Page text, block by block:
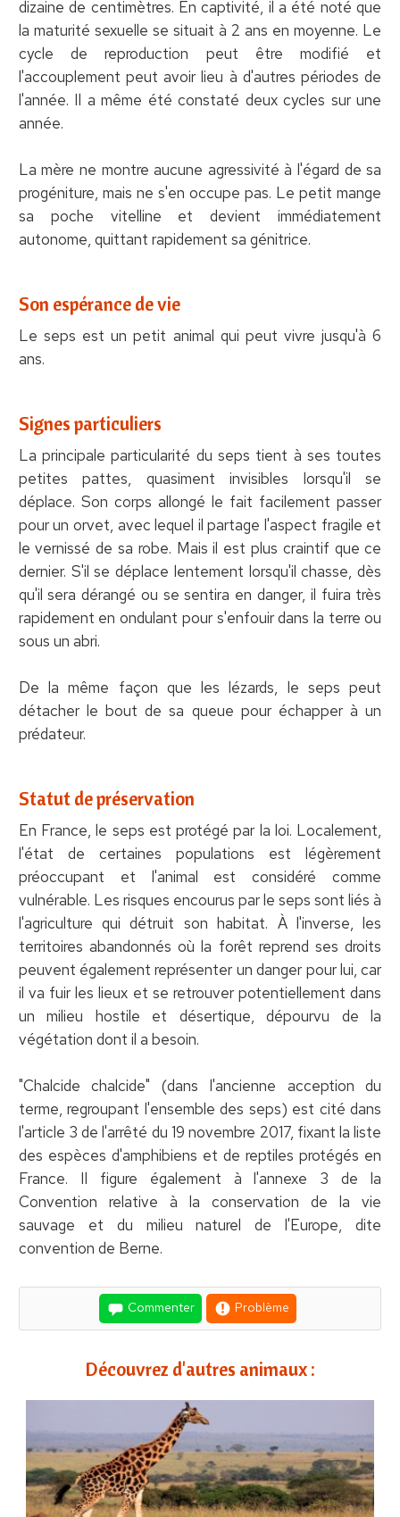
dizaine de centimètres. En captivité, il a été noté que
la maturité sexuelle se situait à 2 ans en moyenne. Le
cycle de reproduction peut être modifié et
l'accouplement peut avoir lieu à d'autres périodes de
l'année. Il a même été constaté deux cycles sur une
année.
La mère ne montre aucune agressivité à l'égard de sa
progéniture, mais ne s'en occupe pas. Le petit mange
sa poche vitelline et devient immédiatement
autonome, quittant rapidement sa génitrice.
Son espérance de vie
Le seps est un petit animal qui peut vivre jusqu'à 6
ans.
Signes particuliers
La principale particularité du seps tient à ses toutes
petites pattes, quasiment invisibles lorsqu'il se
déplace. Son corps allongé le fait facilement passer
pour un orvet, avec lequel il partage l'aspect fragile et
le vernissé de sa robe. Mais il est plus craintif que ce
dernier. S'il se déplace lentement lorsqu'il chasse, dès
qu'il sera dérangé ou se sentira en danger, il fuira très
rapidement en ondulant pour s'enfouir dans la terre ou
sous un abri.
De la même façon que les lézards, le seps peut
détacher le bout de sa queue pour échapper à un
prédateur.
Statut de préservation
En France, le seps est protégé par la loi. Localement,
l'état de certaines populations est légèrement
préoccupant et l'animal est considéré comme
vulnérable. Les risques encourus par le seps sont liés à
l'agriculture qui détruit son habitat. À l'inverse, les
territoires abandonnés où la forêt reprend ses droits
peuvent également représenter un danger pour lui, car
il va fuir les lieux et se retrouver potentiellement dans
un milieu hostile et désertique, dépourvu de la
végétation dont il a besoin.
"Chalcide chalcide" (dans l'ancienne acception du
terme, regroupant l'ensemble des seps) est cité dans
l'article 3 de l'arrêté du 19 novembre 2017, fixant la liste
des espèces d'amphibiens et de reptiles protégés en
France. Il figure également à l'annexe 3 de la
Convention relative à la conservation de la vie
sauvage et du milieu naturel de l'Europe, dite
convention de Berne.
Commenter Problème
Découvrez d'autres animaux :